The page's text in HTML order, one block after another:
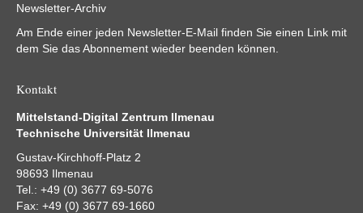
Newsletter-Archiv
Am Ende einer jeden Newsletter-E-Mail finden Sie einen Link mit
dem Sie das Abonnement wieder beenden können.
Kontakt
Mittelstand-Digital Zentrum Ilmenau
Technische Universität Ilmenau
Gustav-Kirchhoff-Platz 2
98693 Ilmenau
Tel.: +49 (0) 3677 69-5076
Fax: +49 (0) 3677 69-1660